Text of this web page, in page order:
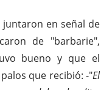
juntaron en señal de
de "barbarie",
bueno y que el
que recibió: -"El